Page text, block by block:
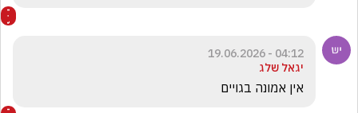
04:12 - 19.06.2026
יגאל שלג
אין אמונה בגויים